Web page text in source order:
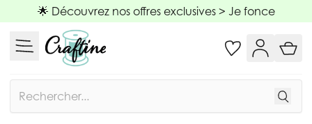
Allez au contenu
🌟 Découvrez nos offres exclusives > Je fonce